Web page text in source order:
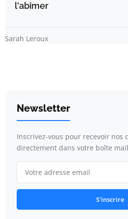
l'abîmer
Sarah Leroux
Newsletter
Inscrivez-vous pour recevoir nos
directement dans votre boîte
S'inscrire